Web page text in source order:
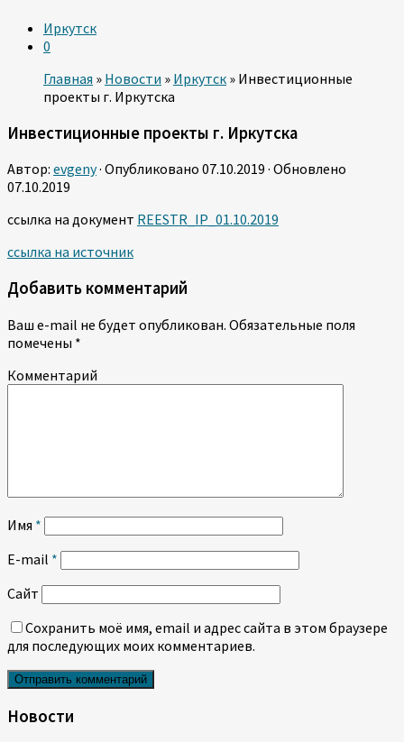
Иркутск
0
Главная » Новости » Иркутск » Инвестиционные
проекты г. Иркутска
Инвестиционные проекты г. Иркутска
Автор: evgeny· Опубликовано 07.10.2019 · Обновлено
07.10.2019
ссылка на документ REESTR_IP_01.10.2019
ссылка на источник
Добавить комментарий
Ваш e-mail не будет опубликован. Обязательные поля
помечены *
Комментарий
Имя *
E-mail *
Сайт
Сохранить моё имя, email и адрес сайта в этом браузере
для последующих моих комментариев.
Новости